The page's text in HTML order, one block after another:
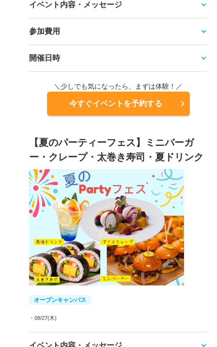
イベント内容・メッセージ
参加費用
開催日時
＼少しでも気になったら、まずは体験！／
今すぐイベントを予約する
【夏のパーティーフェス】ミニバーガ
ー・クレープ・太巻き寿司・夏ドリンク
オープンキャンパス
・08/27(木)
イベント内容・メッセージ